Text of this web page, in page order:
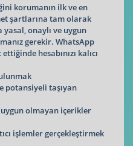
korumanın ilk ve en
şartlarına tam olarak
yasal, onaylı ve uygun
gerekir. WhatsApp
hesabınızı kalıcı
potansiyeli taşıyan
uygun olmayan içerikler
işlemler gerçekleştirmek